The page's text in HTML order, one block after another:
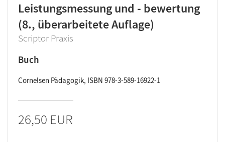
Leistungsmessung und - bewertung
(8., überarbeitete Auflage)
Scriptor Praxis
Buch
Cornelsen Pädagogik, ISBN 978-3-589-16922-1
26,50 EUR